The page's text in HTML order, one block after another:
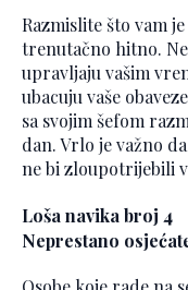
Razmislite što vam
trenutačno hitno.
upravljaju vašim
ubacuju vaše
sa svojim šefom
dan. Vrlo je važno
ne bi zloupotrijebili
Loša navika broj 4
Neprestano